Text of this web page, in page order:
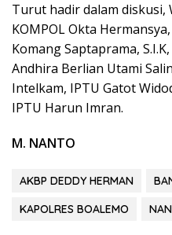
Turut hadir dalam diskusi,
KOMPOL Okta Hermansya,
Komang Saptaprama,
Andhira Berlian Utami
Intelkam, IPTU Gatot
IPTU Harun Imran.
M. NANTO
AKBP DEDDY HERMAN
KAPOLRES BOALEMO